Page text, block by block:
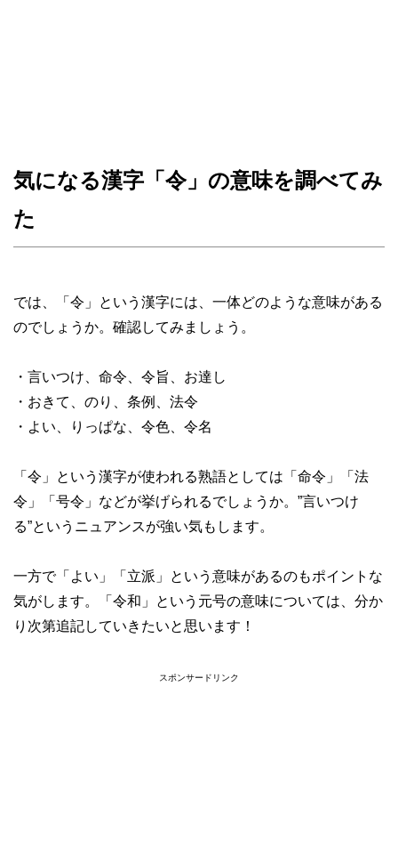
気になる漢字「令」の意味を調べてみ
た
では、「令」という漢字には、一体どのような意味がある
のでしょうか。確認してみましょう。
・言いつけ、命令、令旨、お達し
・おきて、のり、条例、法令
・よい、りっぱな、令色、令名
「令」という漢字が使われる熟語としては「命令」「法
令」「号令」などが挙げられるでしょうか。”言いつけ
る”というニュアンスが強い気もします。
一方で「よい」「立派」という意味があるのもポイントな
気がします。「令和」という元号の意味については、分か
り次第追記していきたいと思います！
スポンサードリンク